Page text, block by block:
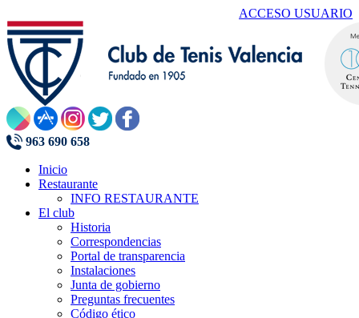
ACCESO USUARIO
963 690 658
Inicio
Restaurante
INFO RESTAURANTE
El club
Historia
Correspondencias
Portal de transparencia
Instalaciones
Junta de gobierno
Preguntas frecuentes
Código ético